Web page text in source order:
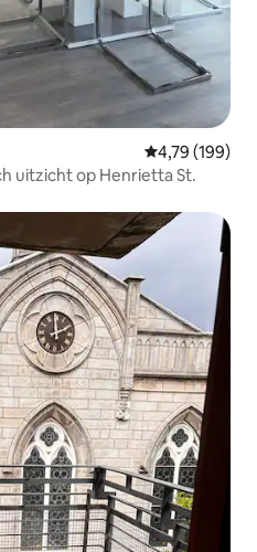
Gemiddelde
4,79 (199)
uitzicht op Henrietta St.